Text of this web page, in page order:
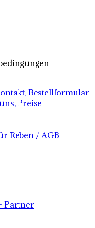
Bestellformular
Preise
Reben / AGB
Partner